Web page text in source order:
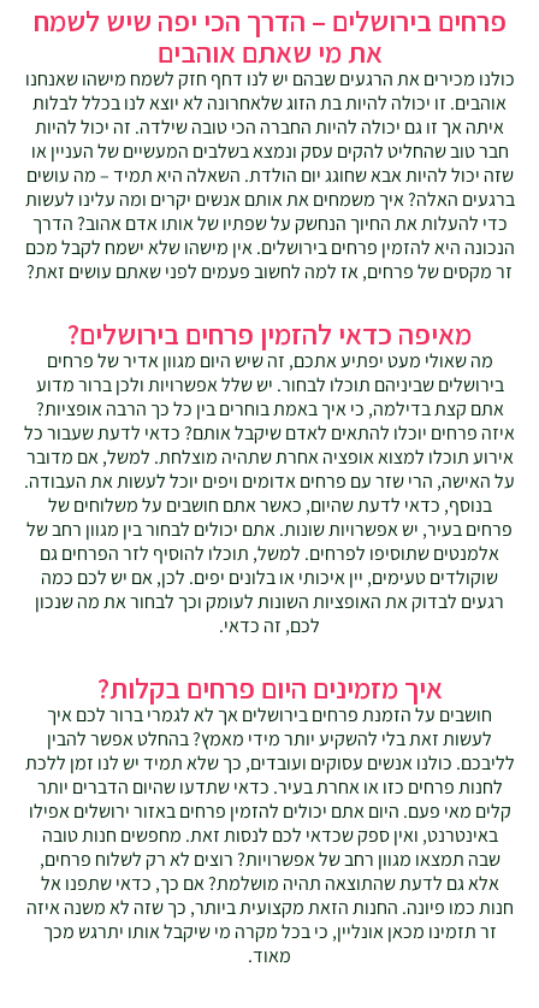
פרחים בירושלים – הדרך הכי יפה שיש לשמח
את מי שאתם אוהבים
כולנו מכירים את הרגעים שבהם יש לנו דחף חזק לשמח מישהו שאנחנו
אוהבים. זו יכולה להיות בת הזוג שלאחרונה לא יוצא לנו בכלל לבלות
איתה אך זו גם יכולה להיות החברה הכי טובה שילדה. זה יכול להיות
חבר טוב שהחליט להקים עסק ונמצא בשלבים המעשיים של העניין או
שזה יכול להיות אבא שחוגג יום הולדת. השאלה היא תמיד – מה עושים
ברגעים האלה? איך משמחים את אותם אנשים יקרים ומה עלינו לעשות
כדי להעלות את החיוך הנחשק על שפתיו של אותו אדם אהוב? הדרך
הנכונה היא להזמין פרחים בירושלים. אין מישהו שלא ישמח לקבל מכם
זר מקסים של פרחים, אז למה לחשוב פעמים לפני שאתם עושים זאת?
מאיפה כדאי להזמין פרחים בירושלים?
מה שאולי מעט יפתיע אתכם, זה שיש היום מגוון אדיר של פרחים
בירושלים שביניהם תוכלו לבחור. יש שלל אפשרויות ולכן ברור מדוע
אתם קצת בדילמה, כי איך באמת בוחרים בין כל כך הרבה אופציות?
איזה פרחים יוכלו להתאים לאדם שיקבל אותם? כדאי לדעת שעבור כל
אירוע תוכלו למצוא אופציה אחרת שתהיה מוצלחת. למשל, אם מדובר
על האישה, הרי שזר עם פרחים אדומים ויפים יוכל לעשות את העבודה.
בנוסף, כדאי לדעת שהיום, כאשר אתם חושבים על משלוחים של
פרחים בעיר, יש אפשרויות שונות. אתם יכולים לבחור בין מגוון רחב של
אלמנטים שתוסיפו לפרחים. למשל, תוכלו להוסיף לזר הפרחים גם
שוקולדים טעימים, יין איכותי או בלונים יפים. לכן, אם יש לכם כמה
רגעים לבדוק את האופציות השונות לעומק וכך לבחור את מה שנכון
לכם, זה כדאי.
איך מזמינים היום פרחים בקלות?
חושבים על הזמנת פרחים בירושלים אך לא לגמרי ברור לכם איך
לעשות זאת בלי להשקיע יותר מידי מאמץ? בהחלט אפשר להבין
לליבכם. כולנו אנשים עסוקים ועובדים, כך שלא תמיד יש לנו זמן ללכת
לחנות פרחים כזו או אחרת בעיר. כדאי שתדעו שהיום הדברים יותר
קלים מאי פעם. היום אתם יכולים להזמין פרחים באזור ירושלים אפילו
באינטרנט, ואין ספק שכדאי לכם לנסות זאת. מחפשים חנות טובה
שבה תמצאו מגוון רחב של אפשרויות? רוצים לא רק לשלוח פרחים,
אלא גם לדעת שהתוצאה תהיה מושלמת? אם כך, כדאי שתפנו אל
חנות כמו פיונה. החנות הזאת מקצועית ביותר, כך שזה לא משנה איזה
זר תזמינו מכאן אונליין, כי בכל מקרה מי שיקבל אותו יתרגש מכך
מאוד.